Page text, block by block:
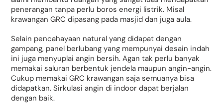
penerangan tanpa perlu boros energi listrik. Misal
krawangan GRC dipasang pada masjid dan juga aula.
Selain pencahayaan natural yang didapat dengan
gampang, panel berlubang yang mempunyai desain indah
ini juga menyuplai angin bersih. Agan tak perlu banyak
memakai saluran berbentuk jendela maupun angin-angin.
Cukup memakai GRC krawangan saja semuanya bisa
didapatkan. Sirkulasi angin di indoor dapat berjalan
dengan baik.